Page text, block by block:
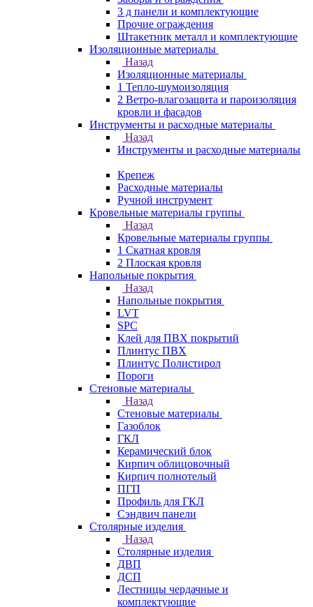
3 д панели и комплектующие
Прочие ограждения
Штакетник металл и комплектующие
Изоляционные материалы
Назад
Изоляционные материалы
1 Тепло-шумоизоляция
2 Ветро-влагозащита и пароизоляция
кровли и фасадов
Инструменты и расходные материалы
Назад
Инструменты и расходные материалы
Крепеж
Расходные материалы
Ручной инструмент
Кровельные материалы группы
Назад
Кровельные материалы группы
1 Скатная кровля
2 Плоская кровля
Напольные покрытия
Назад
Напольные покрытия
LVT
SPC
Клей для ПВХ покрытий
Плинтус ПВХ
Плинтус Полистирол
Пороги
Стеновые материалы
Назад
Стеновые материалы
Газоблок
ГКЛ
Керамический блок
Кирпич облицовочный
Кирпич полнотелый
ПГП
Профиль для ГКЛ
Сэндвич панели
Столярные изделия
Назад
Столярные изделия
ДВП
ДСП
Лестницы чердачные и
комплектующие